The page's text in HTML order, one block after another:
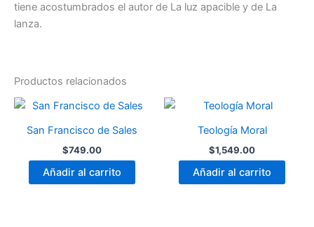
tiene acostumbrados el autor de La luz apacible y de La
lanza.
Productos relacionados
San Francisco de Sales
$749.00
Añadir al carrito
Teología Moral
$1,549.00
Añadir al carrito